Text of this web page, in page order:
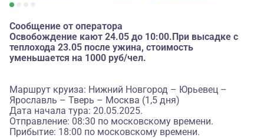
Сообщение от оператора
Освобождение кают 24.05 до 10:00.При высадке с
теплохода 23.05 после ужина, стоимость
уменьшается на 1000 руб/чел.
Маршрут круиза: Нижний Новгород – Юрьевец –
Ярославль – Тверь – Москва (1,5 дня)
Дата начала тура: 20.05.2025.
Отправление: 08:30 по московскому времени.
Прибытие: 18:00 по московскому времени.